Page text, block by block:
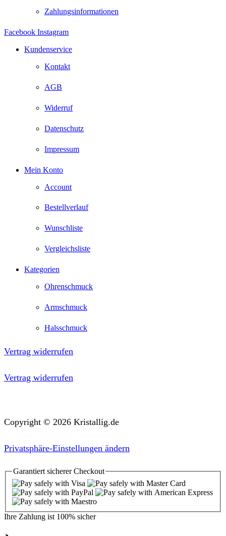
Zahlungsinformationen
Facebook Instagram
Kundenservice
Kontakt
AGB
Widerruf
Datenschutz
Impressum
Mein Konto
Account
Bestellverlauf
Wunschliste
Vergleichsliste
Kategorien
Ohrenschmuck
Armschmuck
Halsschmuck
Vertrag widerrufen
Vertrag widerrufen
Copyright © 2026 Kristallig.de
Privatsphäre-Einstellungen ändern
Garantiert sichererCheckout
Ihre Zahlung ist 100% sicher